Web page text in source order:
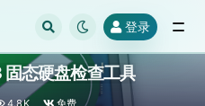
登录
态硬盘检查工具
4.8K 免费